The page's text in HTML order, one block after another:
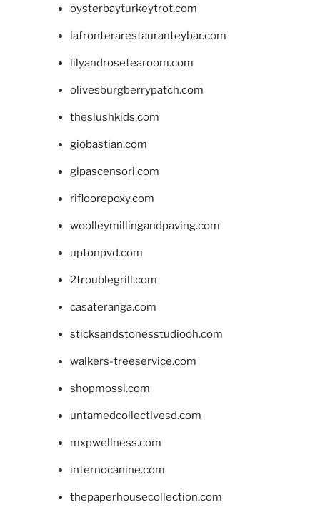
oysterbayturkeytrot.com
lafronterarestauranteybar.com
lilyandrosetearoom.com
olivesburgberrypatch.com
theslushkids.com
giobastian.com
glpascensori.com
rifloorepoxy.com
woolleymillingandpaving.com
uptonpvd.com
2troublegrill.com
casateranga.com
sticksandstonesstudiooh.com
walkers-treeservice.com
shopmossi.com
untamedcollectivesd.com
mxpwellness.com
infernocanine.com
thepaperhousecollection.com